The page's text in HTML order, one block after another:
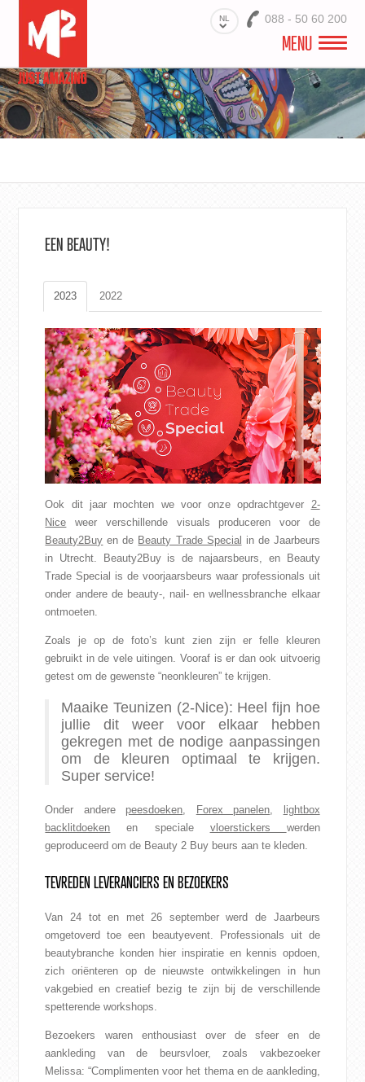
NL 088 - 50 60 200
MENU
M2 EXPO & STANDBOUW
STANDBOUW PROJECTEN
CONTACT
EEN BEAUTY!
2023 2022
Ook dit jaar mochten we voor onze opdrachtgever 2-
Nice weer verschillende visuals produceren voor de
Beauty2Buy en de Beauty Trade Special in de Jaarbeurs
in Utrecht. Beauty2Buy is de najaarsbeurs, en Beauty
Trade Special is de voorjaarsbeurs waar professionals uit
onder andere de beauty-, nail- en wellnessbranche elkaar
ontmoeten.
Zoals je op de foto’s kunt zien zijn er felle kleuren
gebruikt in de vele uitingen. Vooraf is er dan ook uitvoerig
getest om de gewenste “neonkleuren” te krijgen.
Maaike Teunizen (2-Nice): Heel fijn hoe
jullie dit weer voor elkaar hebben
gekregen met de nodige aanpassingen
om de kleuren optimaal te krijgen.
Super service!
Onder andere peesdoeken, Forex panelen,
lightbox
backlitdoeken en speciale vloerstickers werden
geproduceerd om de Beauty 2 Buy beurs aan te kleden.
TEVREDEN LEVERANCIERS EN BEZOEKERS
Van 24 tot en met 26 september werd de Jaarbeurs
omgetoverd toe een beautyevent. Professionals uit de
beautybranche konden hier inspiratie en kennis opdoen,
zich oriënteren op de nieuwste ontwikkelingen in hun
vakgebied en creatief bezig te zijn bij de verschillende
spetterende workshops.
Bezoekers waren enthousiast over de sfeer en de
aankleding van de beursvloer, zoals vakbezoeker
Melissa: “Complimenten voor het thema en de aankleding,